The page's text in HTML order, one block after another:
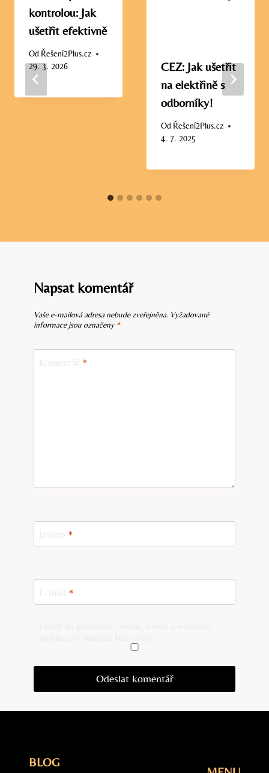
kontrolou: Jak
ušetřit efektivně
Od Řešení2Plus.cz
29. 3. 2026
CEZ: Jak ušetřit
na elektřině s
odborníky!
Od Řešení2Plus.cz
4. 7. 2025
Napsat komentář
Vaše e-mailová adresa nebude zveřejněna. Vyžadované
informace jsou označeny *
Komentář *
Jméno *
E-mail *
BLOG